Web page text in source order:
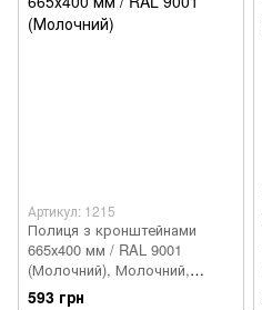
Артикул: 1215
Полиця з кронштейнами
665х400 мм / RAL 9001
(Молочний), Молочний,
Молочний
593 грн